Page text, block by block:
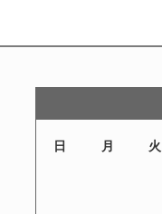
日 月 火